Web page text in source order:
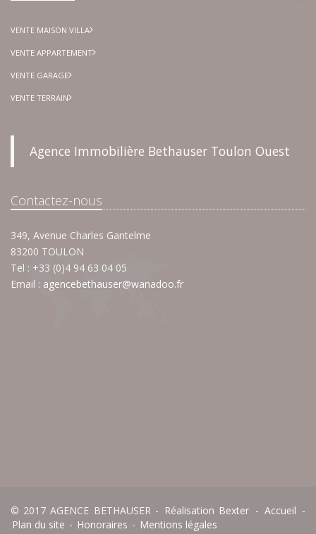
VENTE MAISON VILLA
VENTE APPARTEMENT
VENTE GARAGE
VENTE TERRAIN
Agence Immobilière Bethauser Toulon Ouest
Contactez-nous
349, Avenue Charles Gantelme
83200 TOULON
Tel : +33 (0)4 94 63 04 05
Email : agencebethauser@wanadoo.fr
© 2017 AGENCE BETHAUSER - Réalisation Bexter - Accueil -
Plan du site - Honoraires - Mentions légales